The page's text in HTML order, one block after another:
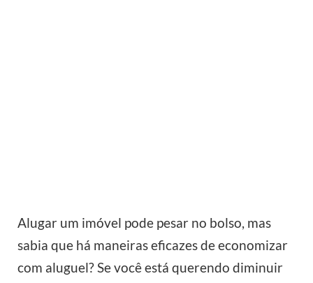
Alugar um imóvel pode pesar no bolso, mas
sabia que há maneiras eficazes de economizar
com aluguel? Se você está querendo diminuir